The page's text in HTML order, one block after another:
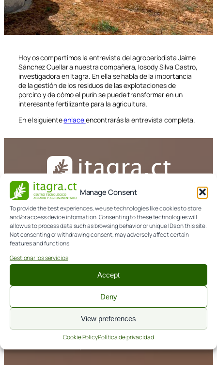
Manage Consent
To provide the best experiences, we use technologies like cookies to store
and/or access device information. Consenting to these technologies will
allow us to process data such as browsing behavior or unique IDs on this site.
Not consenting or withdrawing consent, may adversely affect certain
features and functions.
Gestionar los servicios
Accept
Deny
View preferences
Cookie PolicyPolítica de privacidad
Hoy os compartimos la entrevista del agroperiodista Jaime
Sánchez Cuellar a nuestra compañera, Iosody Silva Castro,
investigadora en Itagra. En ella se habla de la importancia
de la gestión de los residuos de las explotaciones de
porcino y de cómo el purín se puede transformar en un
interesante fertilizante para la agricultura.
En el siguienteenlaceencontrarás la entrevista completa.
2 de octubre de 2023
CONTACTA
979 108 303
Avda. de Madrid, 44 (Palencia)
Política de cookies